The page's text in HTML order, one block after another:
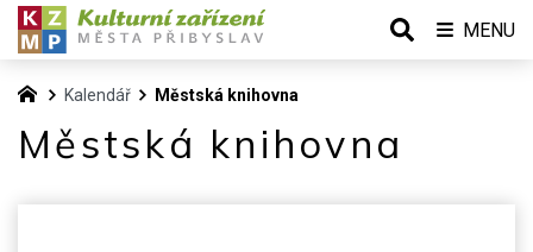
Kalendář Městská knihovna
Městská knihovna
MENU